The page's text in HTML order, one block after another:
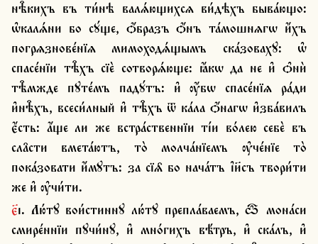
нѣ̑кихъ въ ти́нѣ валѧ́ющихсѧ ви́дѣхъ быва́ющо:
ѡ҆калѧ́ни бо сꙋ́ще, ѻ҆́бразъ ѻ҆́нъ та́мошнѧгѡ и҆́хъ
погрѧзнове́нїѧ мимоходѧ́щымъ ска́зовахꙋ: ѡ҆
спасе́нїи тѣ̑хъ сїѐ сотворѧ́юще: ꙗ҆́кѡ да не и҆ ѻ҆нѝ
тѣ̑мжде пꙋте́мъ падꙋ́тъ: и҆ ѹ҆́бѡ спасе́нїѧ ра́ди
и҆нѣ̑хъ, всеси́лный и҆ тѣ̑хъ ѿ ка́ла ѻ҆́нагѡ и҆зба́вилъ
є҆́сть: а҆́ще ли же встра́ственнїи ті́и во́лею себѐ въ
сла̑сти вмета́ютъ, то̀ молча́нїемъ ѹ҆че́нїе то̀
пока́зовати и҆́мꙋтъ: за сїѧ̑ бо нача́тъ і҆и҃съ твори́ти
же и҆ ѹ҆чи́ти.
є҃і. Лю́тꙋ вои́стиннꙋ лю́тꙋ препла́ваемъ, ѽ мона́си
смире́ннїи пꙋчи́нꙋ, и҆ мно́гихъ вѣ́тръ, и҆ ска́лъ, и҆